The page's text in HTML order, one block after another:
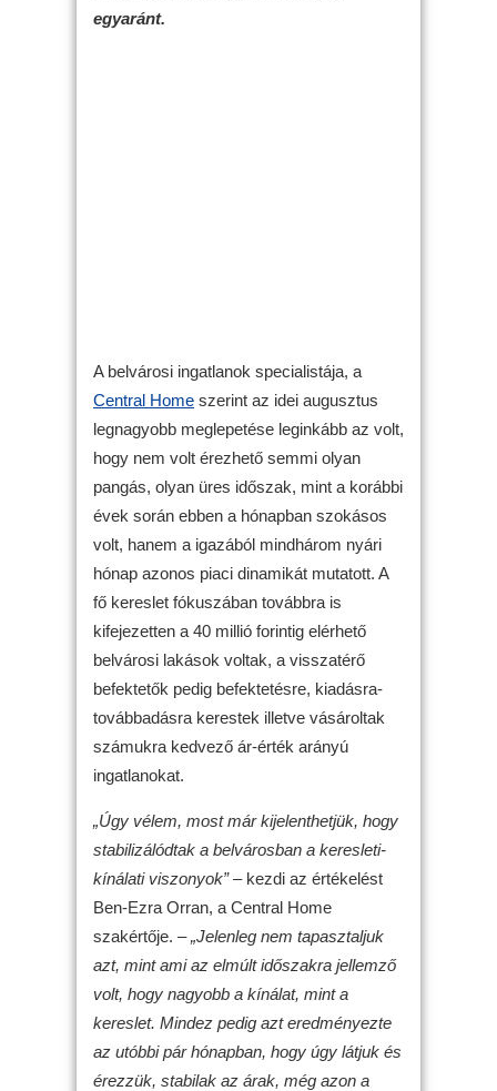
egyaránt.
A belvárosi ingatlanok specialistája, a
Central Home szerint az idei augusztus
legnagyobb meglepetése leginkább az volt,
hogy nem volt érezhető semmi olyan
pangás, olyan üres időszak, mint a korábbi
évek során ebben a hónapban szokásos
volt, hanem a igazából mindhárom nyári
hónap azonos piaci dinamikát mutatott. A
fő kereslet fókuszában továbbra is
kifejezetten a 40 millió forintig elérhető
belvárosi lakások voltak, a visszatérő
befektetők pedig befektetésre, kiadásra-
továbbadásra kerestek illetve vásároltak
számukra kedvező ár-érték arányú
ingatlanokat.
„Úgy vélem, most már kijelenthetjük, hogy
stabilizálódtak a belvárosban a keresleti-
kínálati viszonyok”– kezdi az értékelést
Ben-Ezra Orran, a Central Home
szakértője. –„Jelenleg nem tapasztaljuk
azt, mint ami az elmúlt időszakra jellemző
volt, hogy nagyobb a kínálat, mint a
kereslet. Mindez pedig azt eredményezte
az utóbbi pár hónapban, hogy úgy látjuk és
érezzük, stabilak az árak, még azon a